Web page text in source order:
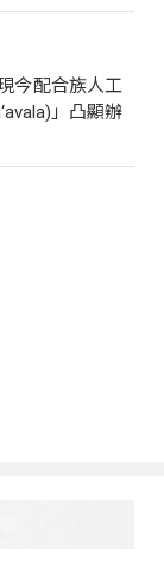
今配合族人工
」凸顯辦